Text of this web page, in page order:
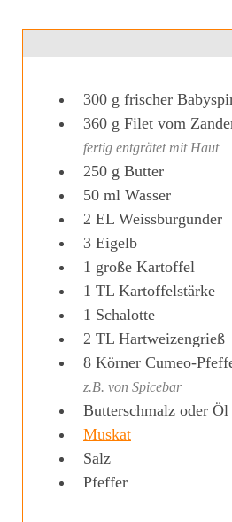
300 g frischer
360 g Filet vom
fertig entgrätet mit Haut
250 g Butter
50 ml Wasser
2 EL Weissburgunder
3 Eigelb
1 große Kartoffel
1 TL Kartoffelstärke
1 Schalotte
2 TL Hartweizengrieß
8 Körner Cumeo-
z.B. von Spicebar
Butterschmalz oder Öl
Muskat
Salz
Pfeffer